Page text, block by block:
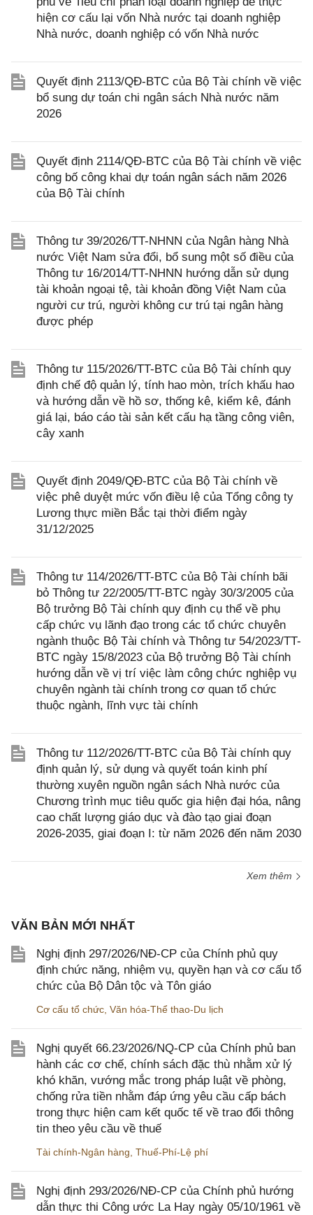
hiện cơ cấu lại vốn Nhà nước tại doanh nghiệp
Nhà nước, doanh nghiệp có vốn Nhà nước
Quyết định 2113/QĐ-BTC của Bộ Tài chính về việc
bổ sung dự toán chi ngân sách Nhà nước năm
2026
Quyết định 2114/QĐ-BTC của Bộ Tài chính về việc
công bố công khai dự toán ngân sách năm 2026
của Bộ Tài chính
Thông tư 39/2026/TT-NHNN của Ngân hàng Nhà
nước Việt Nam sửa đổi, bổ sung một số điều của
Thông tư 16/2014/TT-NHNN hướng dẫn sử dụng
tài khoản ngoại tệ, tài khoản đồng Việt Nam của
người cư trú, người không cư trú tại ngân hàng
được phép
Thông tư 115/2026/TT-BTC của Bộ Tài chính quy
định chế độ quản lý, tính hao mòn, trích khấu hao
và hướng dẫn về hồ sơ, thống kê, kiểm kê, đánh
giá lại, báo cáo tài sản kết cấu hạ tầng công viên,
cây xanh
Quyết định 2049/QĐ-BTC của Bộ Tài chính về
việc phê duyệt mức vốn điều lệ của Tổng công ty
Lương thực miền Bắc tại thời điểm ngày
31/12/2025
Thông tư 114/2026/TT-BTC của Bộ Tài chính bãi
bỏ Thông tư 22/2005/TT-BTC ngày 30/3/2005 của
Bộ trưởng Bộ Tài chính quy định cụ thể về phụ
cấp chức vụ lãnh đạo trong các tổ chức chuyên
ngành thuộc Bộ Tài chính và Thông tư 54/2023/TT-
BTC ngày 15/8/2023 của Bộ trưởng Bộ Tài chính
hướng dẫn về vị trí việc làm công chức nghiệp vụ
chuyên ngành tài chính trong cơ quan tổ chức
thuộc ngành, lĩnh vực tài chính
Thông tư 112/2026/TT-BTC của Bộ Tài chính quy
định quản lý, sử dụng và quyết toán kinh phí
thường xuyên nguồn ngân sách Nhà nước của
Chương trình mục tiêu quốc gia hiện đại hóa, nâng
cao chất lượng giáo dục và đào tạo giai đoạn
2026-2035, giai đoạn I: từ năm 2026 đến năm 2030
Xem thêm
VĂN BẢN MỚI NHẤT
Nghị định 297/2026/NĐ-CP của Chính phủ quy
định chức năng, nhiệm vụ, quyền hạn và cơ cấu tổ
chức của Bộ Dân tộc và Tôn giáo
Cơ cấu tổ chức Văn hóa-Thể thao-Du lịch
Nghị quyết 66.23/2026/NQ-CP của Chính phủ ban
hành các cơ chế, chính sách đặc thù nhằm xử lý
khó khăn, vướng mắc trong pháp luật về phòng,
chống rửa tiền nhằm đáp ứng yêu cầu cấp bách
trong thực hiện cam kết quốc tế về trao đổi thông
tin theo yêu cầu về thuế
Tài chính-Ngân hàng Thuế-Phí-Lệ phí
Nghị định 293/2026/NĐ-CP của Chính phủ hướng
dẫn thực thi Công ước La Hay ngày 05/10/1961 về